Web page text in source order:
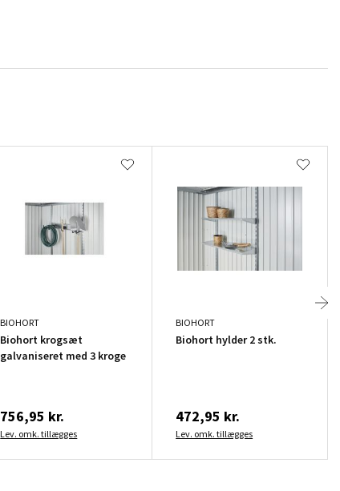
BIOHORT
Biohort krogsæt
galvaniseret med 3 kroge
756,95 kr.
Lev. omk. tillægges
BIOHORT
Biohort hylder 2 stk.
472,95 kr.
Lev. omk. tillægges